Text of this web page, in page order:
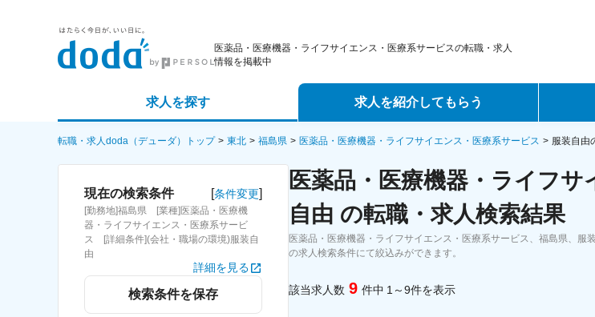
医薬品・医療機器・ライフサイエンス・医療系サービスの転職・求人
情報を掲載中
求人を探す
詳細条件から探す
求人特集から探す
求人を紹介してもらう
エージェントサービス
スカウトサービス
パートナーエージェントサービス
転職ノ
データ
コラム
転職・求人doda（デューダ）トップ 東北 福島県 医薬品・医療機器・ライフサイエンス・医療系サービス 服装自由
現在の検索条件 [条件変更]
[勤務地]福島県 [業種]医薬品・医療機
器・ライフサイエンス・医療系サービ
ス [詳細条件](会社・職場の環境)服装自
由
詳細を見る
検索条件を保存
医薬品・医療機器・ライフ
自由 の転職・求人検索結果
医薬品・医療機器・ライフサイエンス・医療系サービス、福島県、
の求人検索条件にて絞込みができます。
該当求人数 9 件中 1～9件を表示